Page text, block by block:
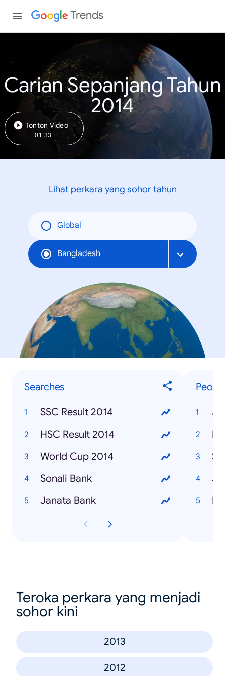
Trends
Carian Sepanjang Tahun
2014
Tonton Video
01:33
Lihat perkara yang sohor tahun
Global
Bangladesh
Searches
SSC Result 2014
HSC Result 2014
World Cup 2014
Sonali Bank
Janata Bank
Teroka perkara yang menjadi
sohor kini
2013
2012